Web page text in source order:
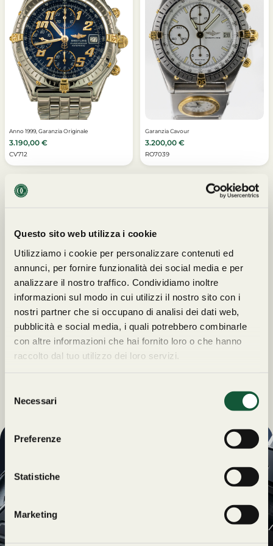
Questo sito web utilizza i cookie
Utilizziamo i cookie per personalizzare contenuti ed
annunci, per fornire funzionalità dei social media e per
analizzare il nostro traffico. Condividiamo inoltre
informazioni sul modo in cui utilizzi il nostro sito con i
nostri partner che si occupano di analisi dei dati web,
pubblicità e social media, i quali potrebbero combinarle
con altre informazioni che hai fornito loro o che hanno
raccolto dal tuo utilizzo dei loro servizi.
o
n
e
d
e
Necessari
Preferenze
Statistiche
Marketing
Anno 1999, Garanzia Originale
3.190,00 €
CV712
Garanzia Cavour
3.200,00 €
RO7039
I NOSTRI PARTNERS
ESCLUSIVO
Orologeria Cavour e